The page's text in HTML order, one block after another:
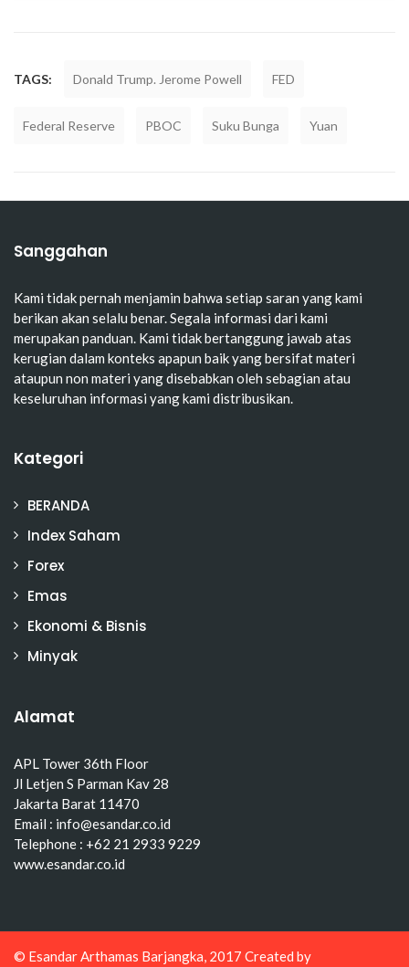
TAGS: Donald Trump. Jerome Powell FED
Federal Reserve PBOC Suku Bunga Yuan
Sanggahan
Kami tidak pernah menjamin bahwa setiap saran yang kami
berikan akan selalu benar. Segala informasi dari kami
merupakan panduan. Kami tidak bertanggung jawab atas
kerugian dalam konteks apapun baik yang bersifat materi
ataupun non materi yang disebabkan oleh sebagian atau
keseluruhan informasi yang kami distribusikan.
Kategori
BERANDA
Index Saham
Forex
Emas
Ekonomi & Bisnis
Minyak
Alamat
APL Tower 36th Floor
Jl Letjen S Parman Kav 28
Jakarta Barat 11470
Email : info@esandar.co.id
Telephone : +62 21 2933 9229
www.esandar.co.id
© Esandar Arthamas Barjangka, 2017 Created by